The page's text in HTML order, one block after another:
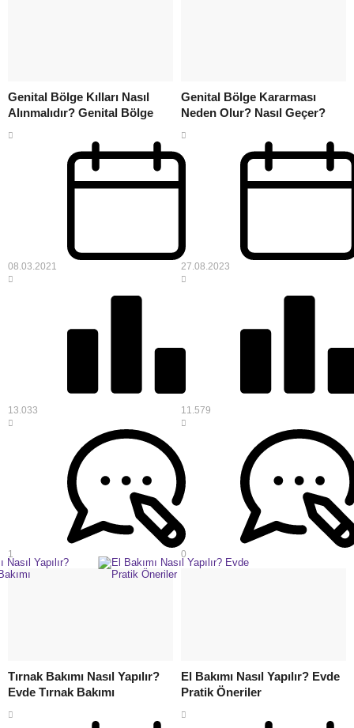
Genital Bölge Kılları Nasıl
Alınmalıdır? Genital Bölge
08.03.2021
13.033
1
Genital Bölge Kararması
Neden Olur? Nasıl Geçer?
27.08.2023
11.579
0
Tırnak Bakımı Nasıl Yapılır?
Evde Tırnak Bakımı
El Bakımı Nasıl Yapılır? Evde
Pratik Öneriler